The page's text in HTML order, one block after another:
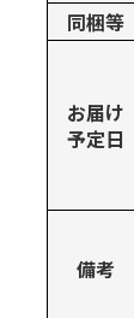
同梱等
お届け
予定日
備考